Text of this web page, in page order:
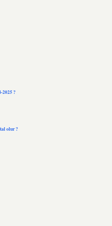
2025 ?
olur ?